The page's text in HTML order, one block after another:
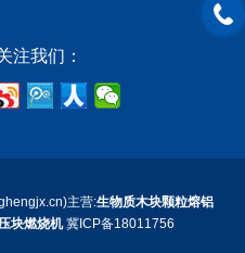
注我们：
主营:生物质木块颗粒熔铝
块燃烧机 冀ICP备18011756